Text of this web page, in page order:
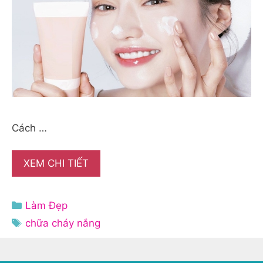
Cách …
XEM CHI TIẾT
Danh
mục
Làm Đẹp
Thẻ
chữa cháy nắng